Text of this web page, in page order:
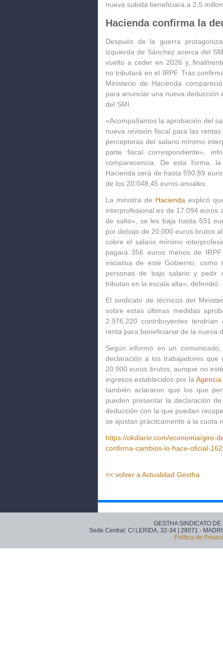
nueva subida beneficiará a 2,5
Hacienda confirma la
Después de la guerra
izquierda de Sánchez acerca del
vuelto a ceder en 2026 y,
no tributará en el IRPF. Tras
Ministerio de Hacienda
para anunciar una nueva
del SMI.
«Acompañamos la aprobación del
nueva revisión fiscal para las
perceptoras del salario mínimo
parte fiscal correspondiente»,
comparecencia. De esta forma,
Hacienda será de hasta 590,89
de los 20.048,45 euros anuales.
La ministra de Hacienda explicó
interprofesional es de 17.094 euros
de salto», se les baja hasta 591
por debajo de 20.000 euros brutos
cobre el salario mínimo
pagará 356 euros menos de IRPF
iniciativa de este Gobierno,
personas de bajo salario y pedir
tributan en la escala alta», defendió.
El sindicato de técnicos del
sobre estas últimas medidas
2.976.220 contribuyentes
renta para beneficiarse de la nueva
Según informó en un
declaración a los trabajadores
20.000 euros brutos, aunque no
ingresos establecidos por la
también aclararon que los que
pueden presentar la declaración
deducción con la que puedan
se ajustan prácticamente a la cuota
https://okdiario.com/economia/giro-
confirma-cambios-lo-hace-oficial-
<< volver a Actualidad Gestha
GESTHA SINDICATO
Sede Central: C/ LERIDA, 32-34 | 28071 -
Política de